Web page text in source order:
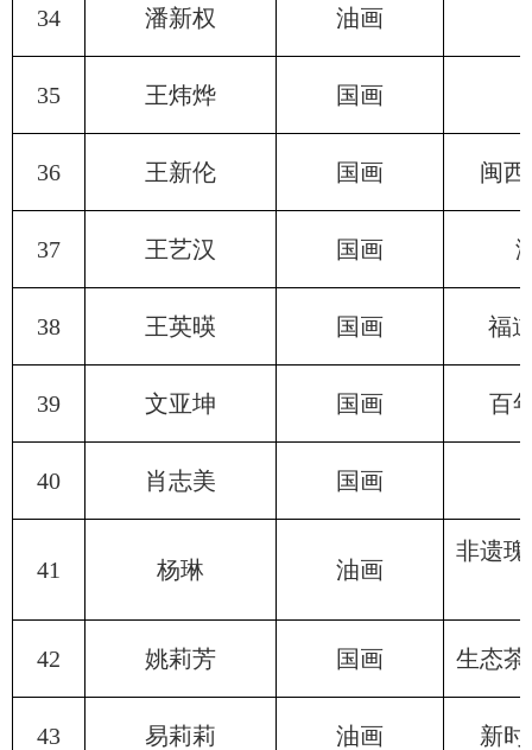
34 潘新权 油画
35 王炜烨 国画
36 王新伦 国画 闽
37 王艺汉 国画
38 王英暎 国画 福
39 文亚坤 国画 百
40 肖志美 国画
41 杨琳 油画
非遗
42 姚莉芳 国画 生态
43 易莉莉 油画 新